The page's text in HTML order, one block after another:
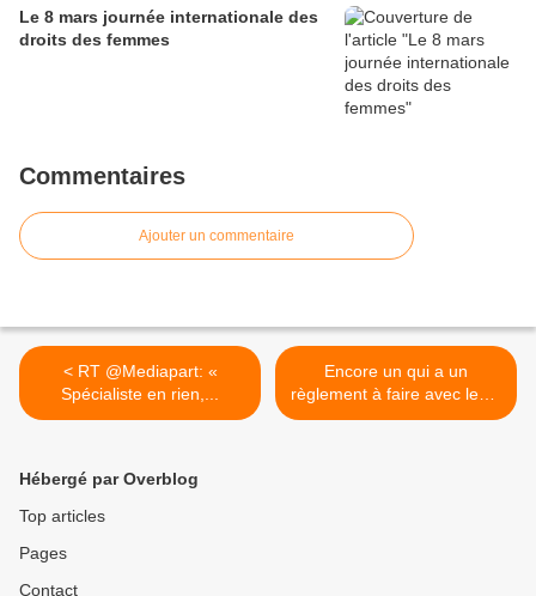
Le 8 mars journée internationale des
droits des femmes
Commentaires
Ajouter un commentaire
< RT @Mediapart: «
Spécialiste en rien,...
Encore un qui a un
règlement à faire avec les...
>
Hébergé par Overblog
Top articles
Pages
Contact